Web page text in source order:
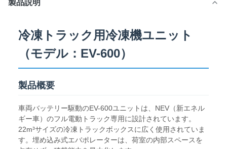
製品説明
冷凍トラック用冷凍機ユニット
（モデル：EV-600）
製品概要
車両バッテリー駆動のEV-600ユニットは、NEV（新エネル
ギー車）のフル電動トラック専用に設計されています。
22m³サイズの冷凍トラックボックスに広く使用されていま
す。埋め込み式エバポレーターは、荷室の内部スペースを